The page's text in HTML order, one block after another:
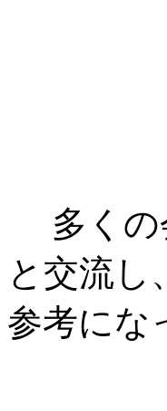
多く
と交流し
参考にな